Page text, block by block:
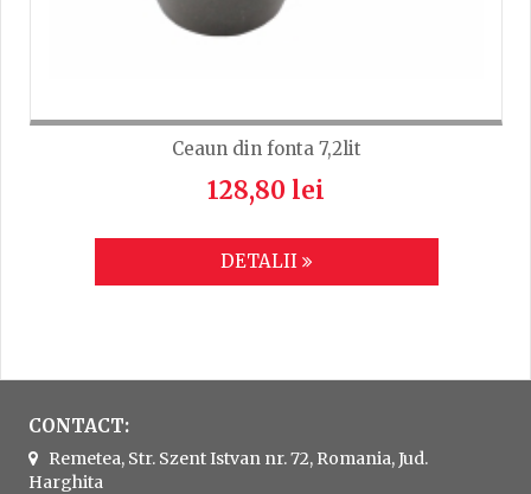
Ceaun din fonta 7,2lit
128,80 lei
DETALII
CONTACT:
Remetea, Str. Szent Istvan nr. 72, Romania, Jud.
Harghita